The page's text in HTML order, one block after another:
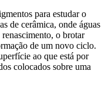
para estudar o
de cerâmica, onde águas
o brotar
de um novo ciclo.
ao que está por
colocados sobre uma